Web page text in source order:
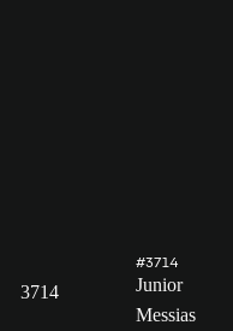
3714
#3714
Junior
Messias